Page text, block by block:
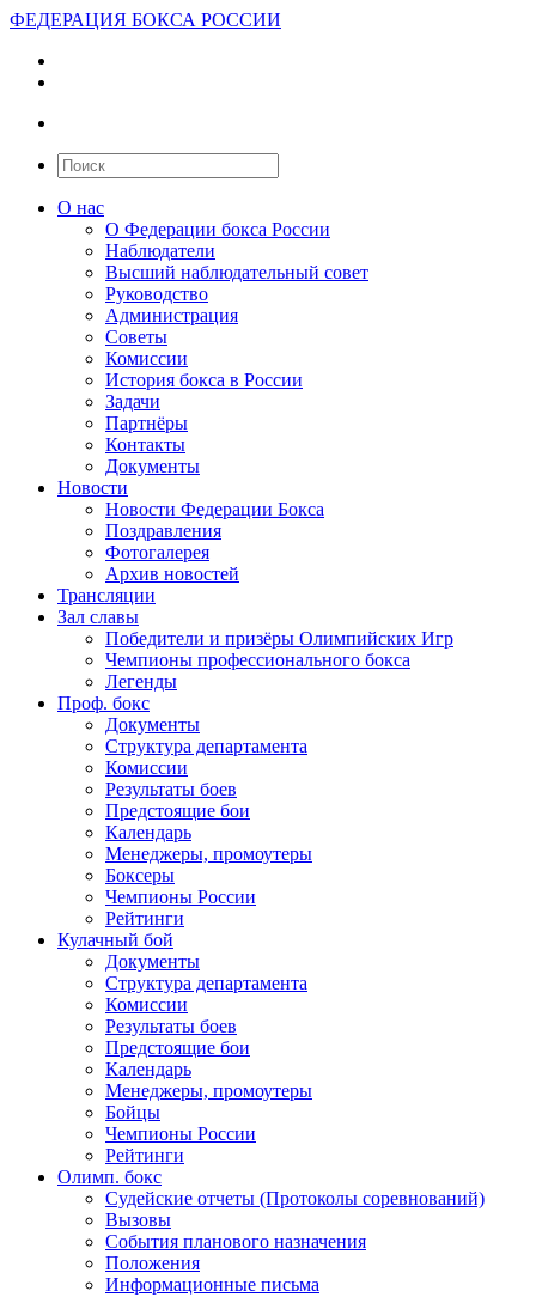
ФЕДЕРАЦИЯ БОКСА РОССИИ
О нас
О Федерации бокса России
Наблюдатели
Высший наблюдательный совет
Руководство
Администрация
Советы
Комиссии
История бокса в России
Задачи
Партнёры
Контакты
Документы
Новости
Новости Федерации Бокса
Поздравления
Фотогалерея
Архив новостей
Трансляции
Зал славы
Победители и призёры Олимпийских Игр
Чемпионы профессионального бокса
Легенды
Проф. бокс
Документы
Структура департамента
Комиссии
Результаты боев
Предстоящие бои
Календарь
Менеджеры, промоутеры
Боксеры
Чемпионы России
Рейтинги
Кулачный бой
Документы
Структура департамента
Комиссии
Результаты боев
Предстоящие бои
Календарь
Менеджеры, промоутеры
Бойцы
Чемпионы России
Рейтинги
Олимп. бокс
Судейские отчеты (Протоколы соревнований)
Вызовы
События планового назначения
Положения
Информационные письма